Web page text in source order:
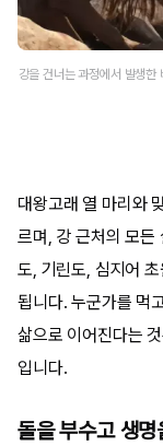
강을 건너는 과정에서 발생한
대왕고래 열 마리와
르며, 강 근처의 모든
도, 기린도, 심지어
됩니다. 누군가를 먹
삶으로 이어진다는
입니다.
돌을 부수고 생명